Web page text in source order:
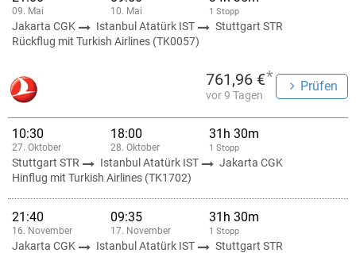
09. Mai 10. Mai 1 Stopp
Jakarta CGK Istanbul Atatürk IST
Stuttgart STR
Rückflug mit Turkish Airlines (TK0057)
761,96 €*
vor 9 Tagen
Prüfen
10:30
27. Oktober
18:00
28. Oktober
31h 30m
1 Stopp
Stuttgart STR Istanbul Atatürk IST
Jakarta CGK
Hinflug mit Turkish Airlines (TK1702)
21:40
16. November
09:35
17. November
31h 30m
1 Stopp
Jakarta CGK Istanbul Atatürk IST
Stuttgart STR